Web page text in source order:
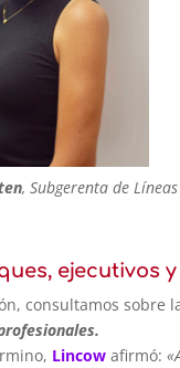
, Subgerenta de
ejecutivos
consultamos sobre
Lincow afirmó: